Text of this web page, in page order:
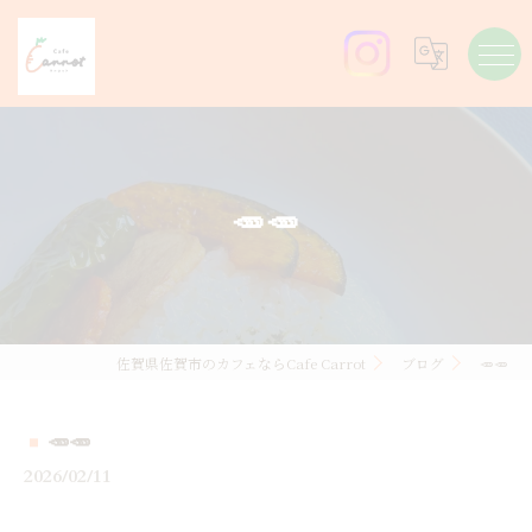
🥕🥕
佐賀県佐賀市のカフェならCafe Carrot ブログ 🥕🥕
🥕🥕
2026/02/11